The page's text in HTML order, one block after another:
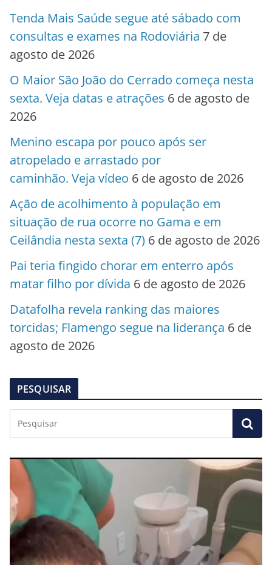
Tenda Mais Saúde segue até sábado com
consultas e exames na Rodoviária 7 de
agosto de 2026
O Maior São João do Cerrado começa nesta
sexta. Veja datas e atrações 6 de agosto de
2026
Menino escapa por pouco após ser
atropelado e arrastado por
caminhão. Veja vídeo 6 de agosto de 2026
Ação de acolhimento à população em
situação de rua ocorre no Gama e em
Ceilândia nesta sexta (7) 6 de agosto de 2026
Pai teria fingido chorar em enterro após
matar filho por dívida 6 de agosto de 2026
Datafolha revela ranking das maiores
torcidas; Flamengo segue na liderança 6 de
agosto de 2026
PESQUISAR